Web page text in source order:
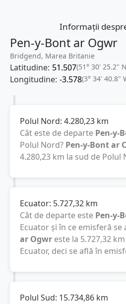
Informații
Pen-y-Bont ar Ogwr
Bridgend, Marea Britanie
Latitudine: 51.507(51° 30' 25.2"
Longitudine: -3.578(3° 34' 40.8"
Polul Nord: 4.280,23 km
Cât este de departe Pen-y-
Polul Nord? Pen-y-Bont ar
4.280,23 km la sud de Polul
Ecuator: 5.727,32 km
Cât de departe este Pen-y-
Ecuator și în ce emisferă se
ar Ogwr este la 5.727,32 km
Ecuator, deci se află în
Polul Sud: 15.734,86 km